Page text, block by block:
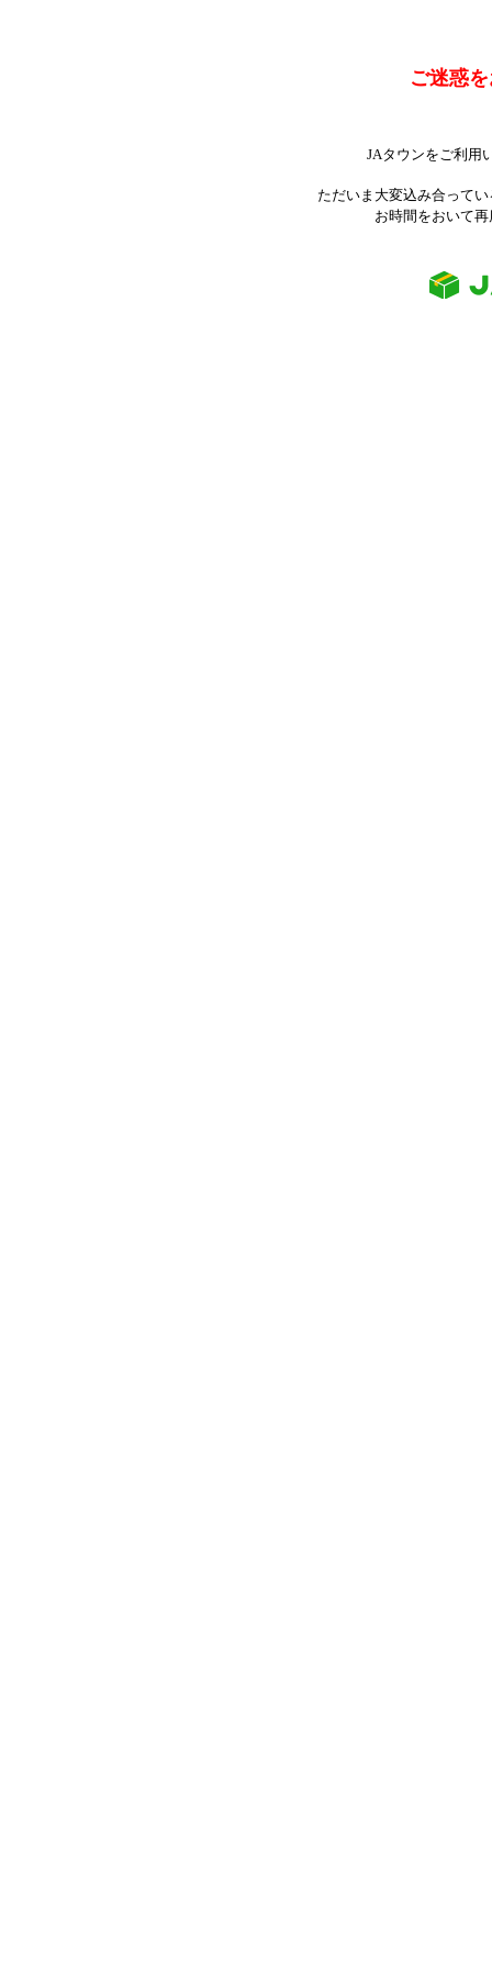
ご迷惑
JAタウンをご利用
ただいま大変込み合って
お時間をおいて